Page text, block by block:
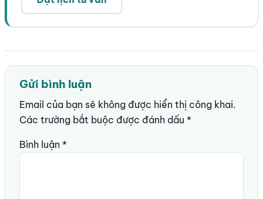
Gửi bình luận
Email của bạn sẽ không được hiển thị công khai.
Các trường bắt buộc được đánh dấu *
Bình luận *